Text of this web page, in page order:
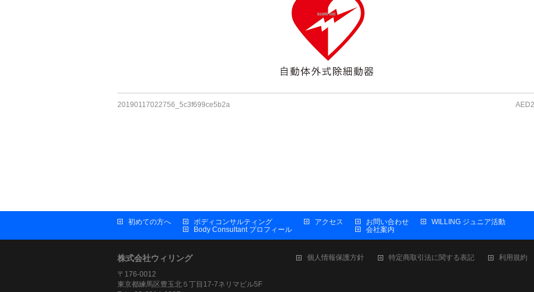
20190117022756_5c3f699ce5b2a AED2
初めての方へ
ボディコンサルティング
Body Consultant プロフィール
アクセス
お問い合わせ
会社案内
WILLING ジュニア活動
株式会社ウィリング
〒176-0012
東京都練馬区豊玉北５丁目17-7ネリマビル5F
個人情報保護方針 特定商取引法に関する表記 利用規約